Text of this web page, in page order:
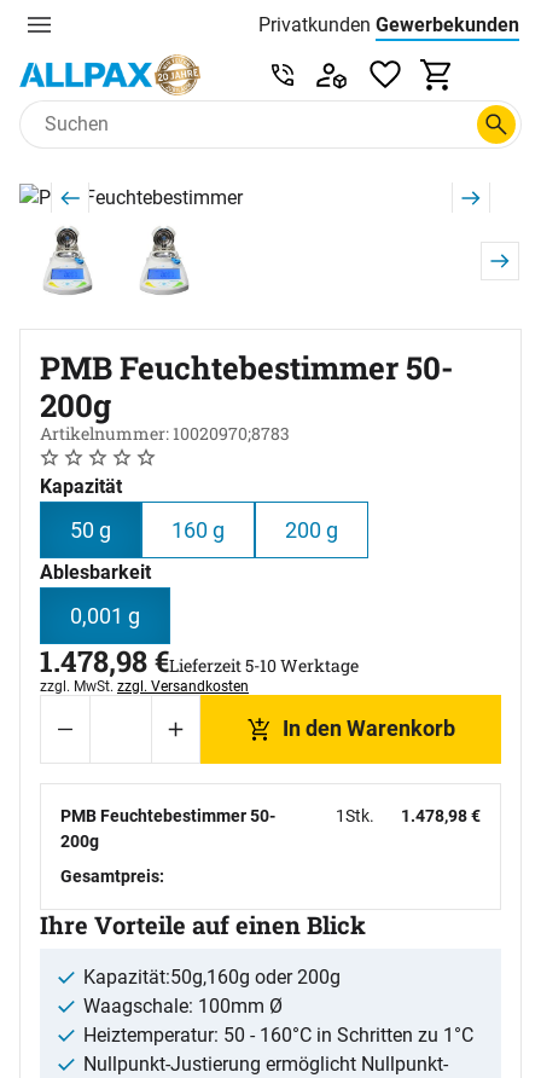
Menu Privatkunden Preisliste:
Gewerbekunden
Zum Hauptinhalt springen
Service & Beratung unter
Produktgalerie
Zur Kaufbox springen
PMB Feuchtebestimmer 50-
200g
Artikelnummer: 10020970;8783
Noch keine Bewertungen abgegeben
0 Bewertungen
Kapazität
50 g 160 g 200 g
Ablesbarkeit
0,001 g
1.478,98€Lieferzeit 5-10 Werktage
Steuerhinweis:
zzgl. MwSt. zzgl. Versandkosten
In den Warenkorb
PMB Feuchtebestimmer 50-
200g
1Stk. 1.478,98€
Gesamtpreis:
Ihre Vorteile auf einen Blick
Kapazität:50g,160g oder 200g
Waagschale: 100mm Ø
Heiztemperatur: 50 - 160°C in Schritten zu 1°C
Nullpunkt-Justierung ermöglicht Nullpunkt-